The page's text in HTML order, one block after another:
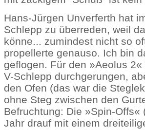
Hans-Jürgen Unverferth hat
Schlepp zu überreden, weil
könne... zumindest nicht so
propellerte genauso. Ich bin
geflogen. Für den »Aeolus
V-Schlepp durchgerungen,
den Ofen (das war die
ohne Steg zwischen den
Befruchtung: Die »Spin-
Jahr drauf mit einem